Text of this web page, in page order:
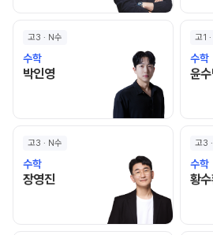
고3 · N수
수학
박인영박인영 선생님 홈 바로가기
고1
수학
윤
고3 · N수
수학
장영진장영진 선생님 홈 바로가기
고3
수학
황